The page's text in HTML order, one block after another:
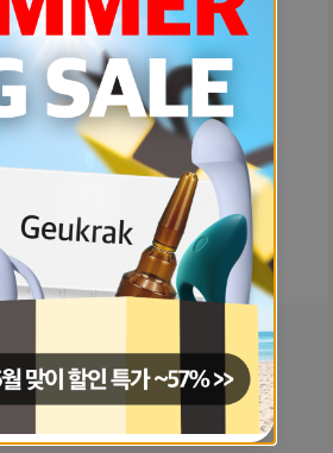
예상치 못한 에러입니다.